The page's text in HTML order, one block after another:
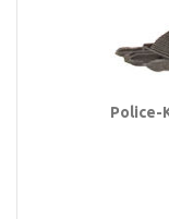
Police-